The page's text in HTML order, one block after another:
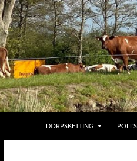
DORPSKETTING POLL’S